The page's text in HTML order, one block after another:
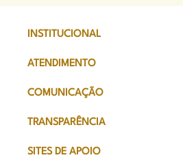
INSTITUCIONAL
ATENDIMENTO
COMUNICAÇÃO
TRANSPARÊNCIA
SITES DE APOIO